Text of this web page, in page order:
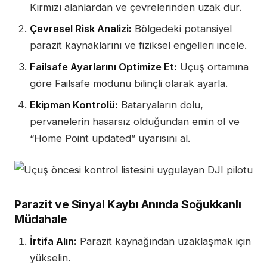
Kırmızı alanlardan ve çevrelerinden uzak dur.
Çevresel Risk Analizi: Bölgedeki potansiyel
parazit kaynaklarını ve fiziksel engelleri incele.
Failsafe Ayarlarını Optimize Et: Uçuş ortamına
göre Failsafe modunu bilinçli olarak ayarla.
Ekipman Kontrolü: Bataryaların dolu,
pervanelerin hasarsız olduğundan emin ol ve
“Home Point updated” uyarısını al.
Parazit ve Sinyal Kaybı Anında Soğukkanlı
Müdahale
İrtifa Alın: Parazit kaynağından uzaklaşmak için
yükselin.